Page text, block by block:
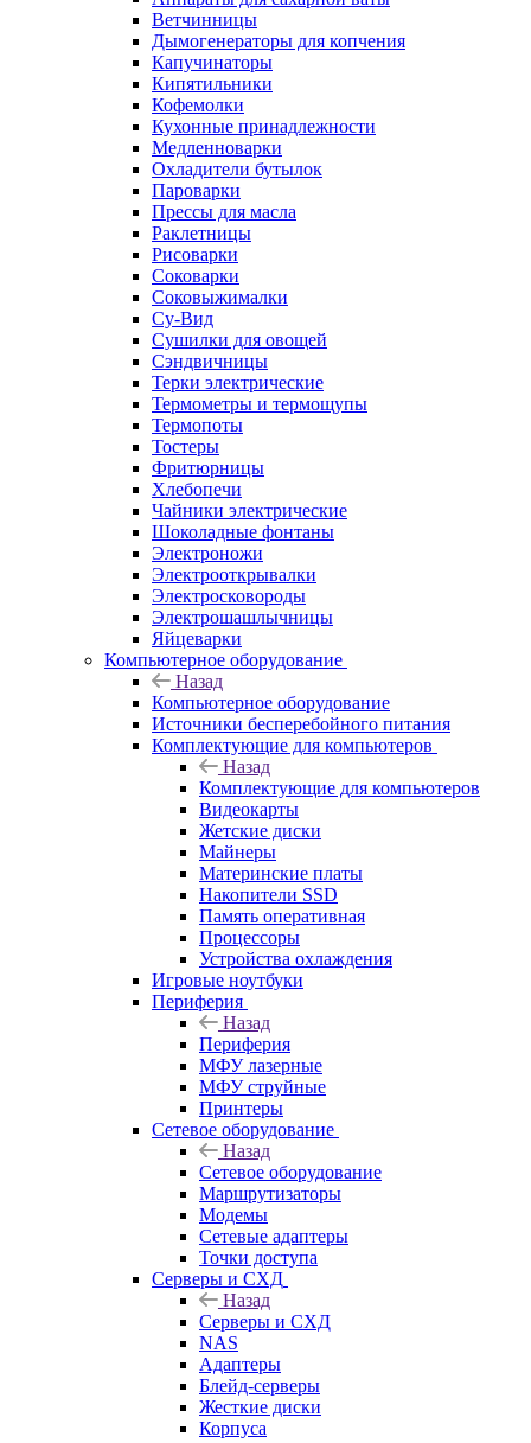
Ветчинницы
Дымогенераторы для копчения
Капучинаторы
Кипятильники
Кофемолки
Кухонные принадлежности
Медленноварки
Охладители бутылок
Пароварки
Прессы для масла
Раклетницы
Рисоварки
Соковарки
Соковыжималки
Су-Вид
Сушилки для овощей
Сэндвичницы
Терки электрические
Термометры и термощупы
Термопоты
Тостеры
Фритюрницы
Хлебопечи
Чайники электрические
Шоколадные фонтаны
Электроножи
Электрооткрывалки
Электросковороды
Электрошашлычницы
Яйцеварки
Компьютерное оборудование
Назад
Компьютерное оборудование
Источники бесперебойного питания
Комплектующие для компьютеров
Назад
Комплектующие для компьютеров
Видеокарты
Жетские диски
Майнеры
Материнские платы
Накопители SSD
Память оперативная
Процессоры
Устройства охлаждения
Игровые ноутбуки
Периферия
Назад
Периферия
МФУ лазерные
МФУ струйные
Принтеры
Сетевое оборудование
Назад
Сетевое оборудование
Маршрутизаторы
Модемы
Сетевые адаптеры
Точки доступа
Серверы и СХД
Назад
Серверы и СХД
NAS
Адаптеры
Блейд-серверы
Жесткие диски
Корпуса